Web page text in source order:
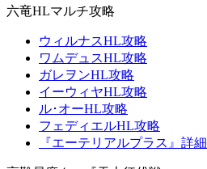
六竜HLマルチ攻略
ウィルナスHL攻略
ワムデュスHL攻略
ガレヲンHL攻略
イーウィヤHL攻略
ル･オーHL攻略
フェディエルHL攻略
『エーテリアルプラス』詳細